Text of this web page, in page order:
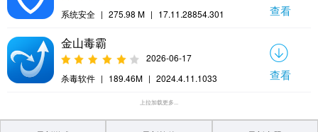
系统安全 | 275.98 M | 17.11.28854.301 查看
金山毒霸
2026-06-17
杀毒软件 | 189.46M | 2024.4.11.1033 查看
上拉加载更多...